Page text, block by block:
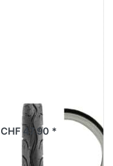
MK-528
47.90 *